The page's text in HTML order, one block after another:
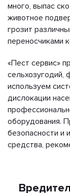
много, выпас
животное
грозит
переносчиками
«Пест сервис»
используем
дислокации
оборудования.
безопасности и
средства,